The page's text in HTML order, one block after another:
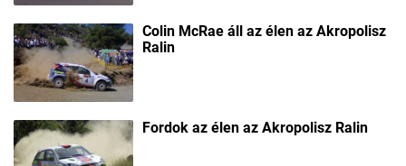
Colin McRae áll az élen az Akropolisz
Ralin
Fordok az élen az Akropolisz Ralin